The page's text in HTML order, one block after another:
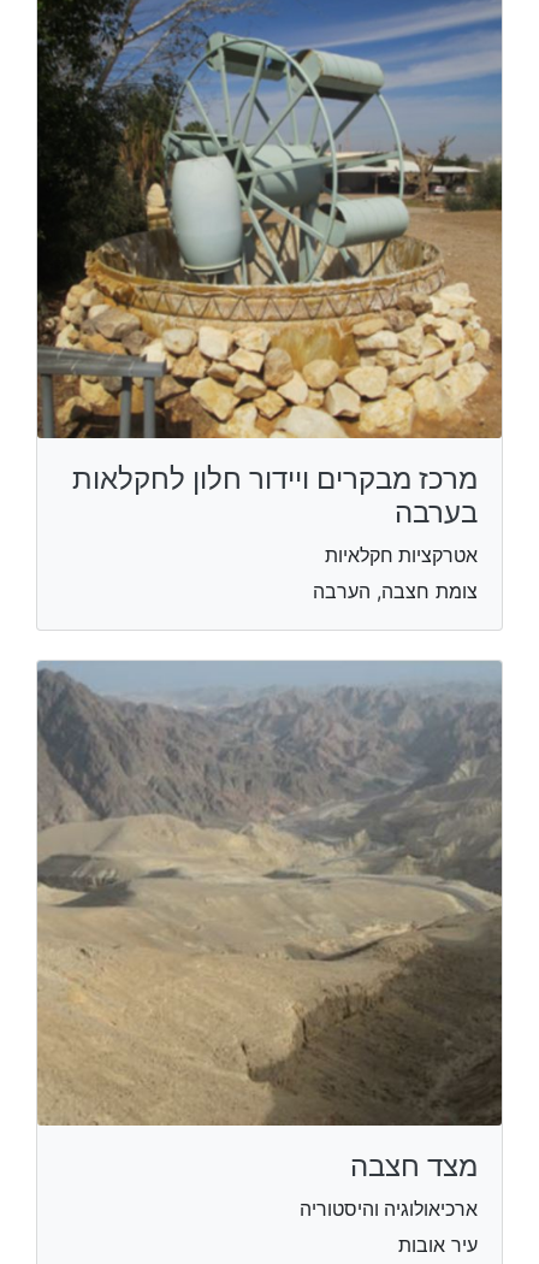
מרכז מבקרים ויידור חלון לחקלאות
בערבה
אטרקציות חקלאיות
צומת חצבה, הערבה
מצד חצבה
ארכיאולוגיה והיסטוריה
עיר אובות